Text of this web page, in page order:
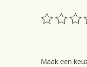
De
Maak een